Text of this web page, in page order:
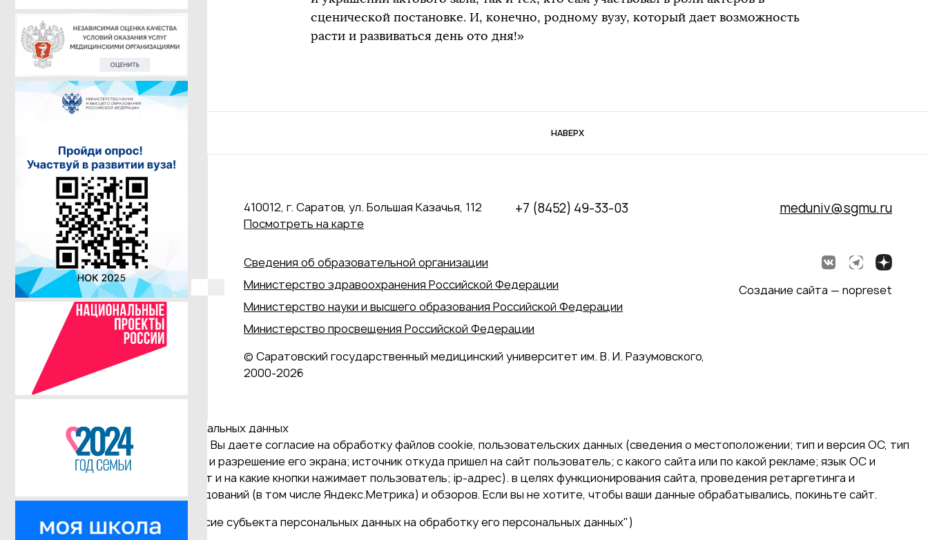
сценической постановке. И, конечно, родному вузу, который дает возможность
расти и развиваться день ото дня!»
НАВЕРХ
410012, г. Саратов, ул. Большая Казачья, 112
Посмотреть на карте
+7 (8452) 49-33-03 meduniv@sgmu.ru
Сведения об образовательной организации
Министерство здравоохранения Российской Федерации
Министерство науки и высшего образования Российской Федерации
Министерство просвещения Российской Федерации
© Саратовский государственный медицинский университет им. В. И. Разумовского,
2000‑2026
Создание сайта — nopreset
Даю согласие на обработку персональных данных
Продолжая использовать наш сайт, Вы даете согласие на обработку файлов cookie, пользовательских данных (сведения о местоположении; тип и версия ОС, тип
и версия Браузера; тип устройства и разрешение его экрана; источник откуда пришел на сайт пользователь; с какого сайта или по какой рекламе; язык ОС и
Браузер; какие страницы открывает и на какие кнопки нажимает пользователь; ip-адрес). в целях функционирования сайта, проведения ретаргетинга и
проведения статистических исследований (в том числе Яндекс.Метрика) и обзоров. Если вы не хотите, чтобы ваши данные обрабатывались, покиньте сайт.
(требование ФЗ №152 ч. (9) "Согласие субъекта персональных данных на обработку его персональных данных")